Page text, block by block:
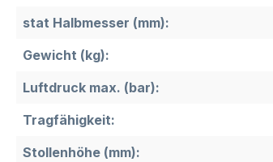
stat Halbmesser (mm):
Gewicht (kg):
Luftdruck max. (bar):
Tragfähigkeit:
Stollenhöhe (mm):